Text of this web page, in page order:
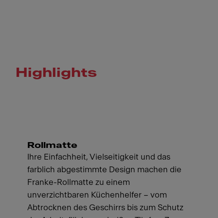
Highlights
Rollmatte
Ihre Einfachheit, Vielseitigkeit und das
farblich abgestimmte Design machen die
Franke-Rollmatte zu einem
unverzichtbaren Küchenhelfer – vom
Abtrocknen des Geschirrs bis zum Schutz